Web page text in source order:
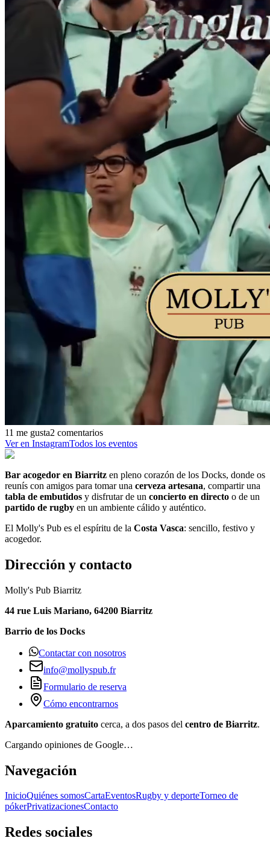
11 me gusta2 comentarios
Ver en InstagramTodos los eventos
Bar acogedor en Biarritz en pleno corazón de los Docks, donde os
reunís con amigos para tomar una cerveza artesana, compartir una
tabla de embutidos y disfrutar de un concierto en directo o de un
partido de rugby en un ambiente cálido y auténtico.
El Molly's Pub es el espíritu de la Costa Vasca: sencillo, festivo y
acogedor.
Dirección y contacto
Molly's Pub Biarritz
44 rue Luis Mariano, 64200 Biarritz
Barrio de los Docks
Contactar con nosotros
info@mollyspub.fr
Formulario de reserva
Cómo encontrarnos
Aparcamiento gratuito cerca, a dos pasos del centro de Biarritz.
Cargando opiniones de Google…
Navegación
InicioQuiénes somosCartaEventosRugby y deporteTorneo de
pókerPrivatizacionesContacto
Redes sociales